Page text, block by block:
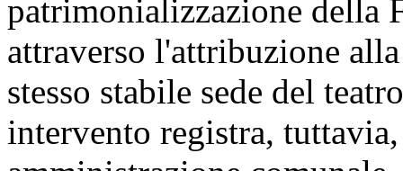
patrimonializzazione della
attraverso l'attribuzione
stesso stabile sede del
intervento registra,